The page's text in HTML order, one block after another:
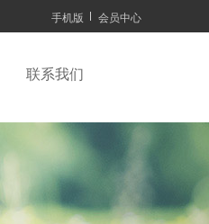
手机版 会员中心
联系我们